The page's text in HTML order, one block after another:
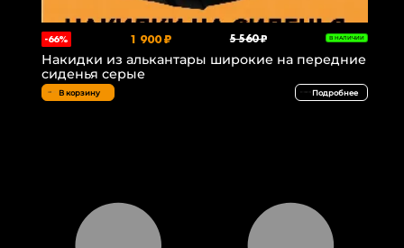
-66% 1 900 ₽ 5 560 ₽ В НАЛИЧИИ
Накидки из алькантары широкие на передние
сиденья серые
В корзину Подробнее